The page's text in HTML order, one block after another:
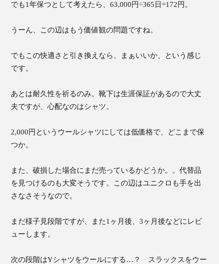
でも1年保つとして考えたら、63,000円÷365日=172円。
うーん、この辺はもう価値観の問題ですね。
でもこの快適さと引き換えなら、まぁいいか、という感じ
です。
あとは耐久性を祈るのみ。靴下は生涯保証があるので大丈
夫ですが、心配なのはシャツ。
2,000円というウールシャツにしては低価格で、どこまで保
つか。
また、破損した場合にまだ売っているかどうか。。代替品
を見つけるのも大変そうです。この辺はユニクロも手を出
さなさそうなので。
まだ様子見段階ですが、また1ヶ月後、3ヶ月後などにレビ
ューします。
次の段階はYシャツをウールにする…？ スラックスをウー